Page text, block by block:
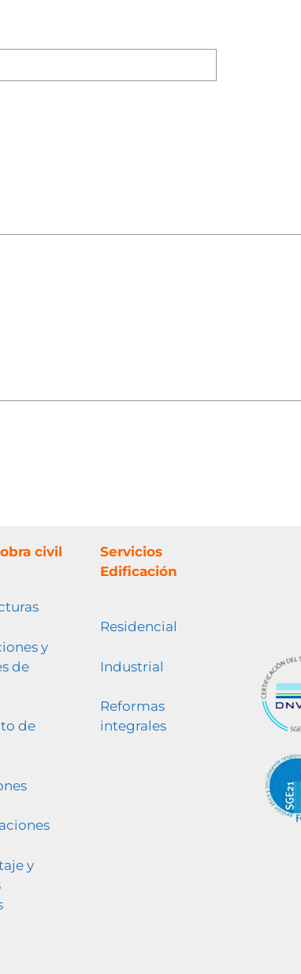
civil
y
de
de
y
Servicios
Edificación
Residencial
Industrial
Reformas
integrales